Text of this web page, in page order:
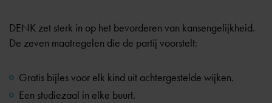
DENK zet sterk in op het bevorderen van kansengelijkheid.
De zeven maatregelen die de partij voorstelt:
Gratis bijles voor elk kind uit achtergestelde wijken.
Een studiezaal in elke buurt.